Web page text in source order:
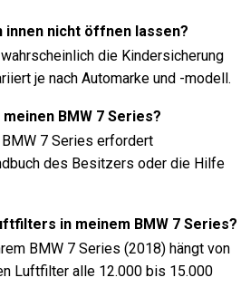
innen nicht öffnen lassen?
die Kindersicherung
je nach Automarke und -modell.
BMW 7 Series?
7 Series erfordert
des Besitzers oder die Hilfe
in meinem BMW 7 Series?
BMW 7 Series (2018) hängt von
Luftfilter alle 12.000 bis 15.000